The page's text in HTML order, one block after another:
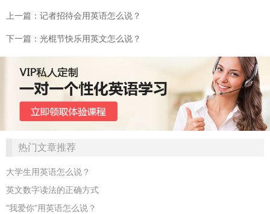
上一篇：记者招待会用英语怎么说？
下一篇：光棍节快乐用英文怎么说？
热门文章推荐
大学生用英语怎么说？
英文数字读法的正确方式
"我爱你"用英语怎么说？